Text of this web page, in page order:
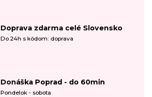
Doprava zdarma celé Slovensko
Do 24h s kódom: doprava
Donáška Poprad - do 60min
Pondelok - sobota